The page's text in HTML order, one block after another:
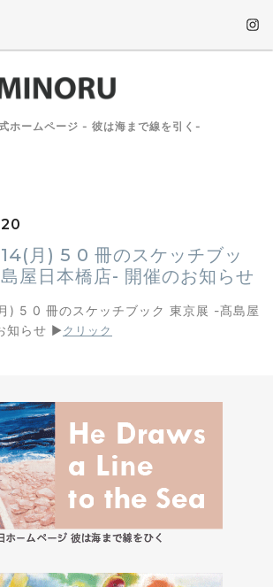
ホームページ - 彼は海まで線を引く-
月) 5 0 冊のスケッチブッ
屋日本橋店- 開催のお知らせ
) 5 0 冊のスケッチブック 東京展 -髙島屋
知らせ ▶︎クリック